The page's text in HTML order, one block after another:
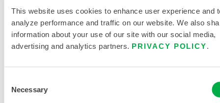
This website uses cookies to enhance user experience and
analyze performance and traffic on our website. We also
information about your use of our site with our social media,
advertising and analytics partners. PRIVACY POLICY
Selection
Necessary
VERWANDTE DOKUMENTE
GRÖSSENTABELLEN 2017
Erhältlich in diesen Verkaufsregionen: USA, KANADA,